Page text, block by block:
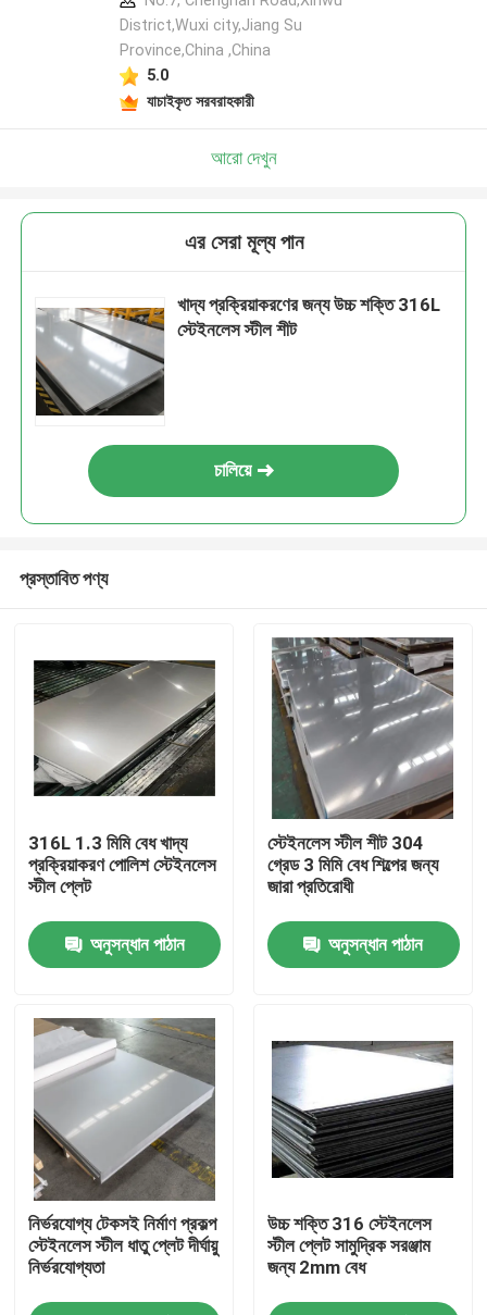
বাড়ি
পণ্য
আমাদের সম্পর্কে
District,Wuxi city,Jiang Su
Province,China ,China
5.0
যাচাইকৃত সরবরাহকারী
আরো দেখুন
এর সেরা মূল্য পান
খাদ্য প্রক্রিয়াকরণের জন্য উচ্চ শক্তি 316L
স্টেইনলেস স্টীল শীট
চালিয়ে
প্রস্তাবিত পণ্য
316L 1.3 মিমি বেধ খাদ্য
প্রক্রিয়াকরণ পোলিশ স্টেইনলেস
স্টীল প্লেট
অনুসন্ধান পাঠান
স্টেইনলেস স্টীল শীট 304
গ্রেড 3 মিমি বেধ শিল্পের জন্য
জারা প্রতিরোধী
অনুসন্ধান পাঠান
নির্ভরযোগ্য টেকসই নির্মাণ প্রকল্প
স্টেইনলেস স্টীল ধাতু প্লেট দীর্ঘায়ু
নির্ভরযোগ্যতা
উচ্চ শক্তি 316 স্টেইনলেস
স্টীল প্লেট সামুদ্রিক সরঞ্জাম
জন্য 2mm বেধ